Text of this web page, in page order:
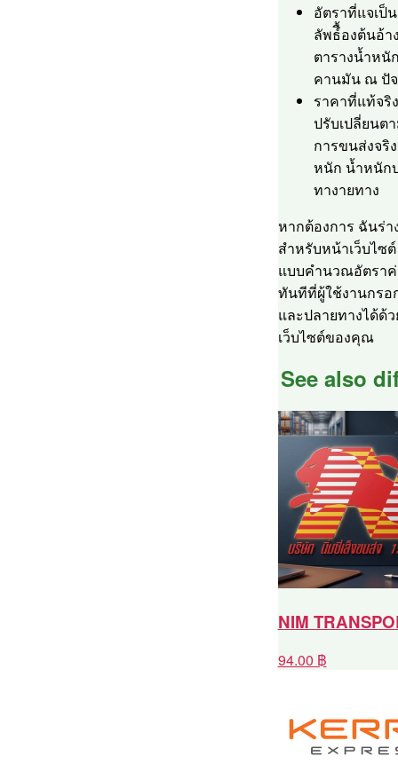
อัตราที่แจเป็
ลัพธ์ื้องต้นอ้า
ตารางน้ำหนั
คานมัน ณ ปั
ราคาที่แท้จริ
ปรับเปลี่ยนต
การขนส่งจริ
หนัก น้ำหนัก
ทางายทาง
หากต้องการ ฉันร่
สำหรับหน้าเว็บไซ
แบบคำนวณอัตรา
ทันทีที่ผู้ใช้งานกร
และปลายทางได้ด้
เว็บไซต์ของคุณ
See also
NIM
94.00 ฿